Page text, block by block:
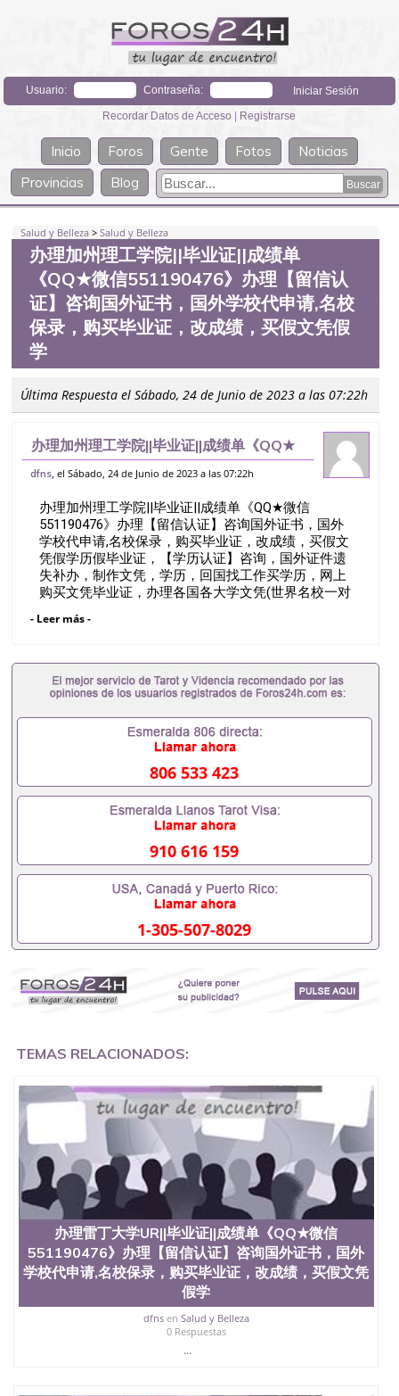
Usuario: Contraseña:
Recordar Datos de Acceso | Registrarse
Inicio Foros Gente Fotos
Noticias
Provincias
Blog
Salud y Belleza >Salud y Belleza
办理加州理工学院||毕业证||成绩单
《QQ★微信551190476》办理【留信认
证】咨询国外证书，国外学校代申请,名校
保录，购买毕业证，改成绩，买假文凭假
学
Última Respuesta el Sábado, 24 de Junio de 2023 a las 07:22h
办理加州理工学院||毕业证||成绩单《QQ★
微信551190476》办理【留信认证】咨询
买毕业证，改成绩，买假文凭假学
dfns , el Sábado, 24 de Junio de 2023 a las 07:22h
办理加州理工学院||毕业证||成绩单《QQ★微信
551190476》办理【留信认证】咨询国外证书，国外
学校代申请,名校保录，购买毕业证，改成绩，买假文
凭假学历假毕业证，【学历认证】咨询，国外证件遗
失补办，制作文凭，学历，回国找工作买学历，网上
购买文凭毕业证，办理各国各大学文凭(世界名校一对
TechnologyQ/薇551190476诚招留学代理假文凭办理
学归国证明办理留信网认证办理留服认证办理学历认
证办理学生卡办理录取通知书办理学位证书办理美国
文凭办理澳洲文凭办理英国文凭办理加拿大文凭办理
学回国人员证明+教育部认证,录取通知书，雅思。
（全套留学回国必备证明材料，给父母及亲朋好友一
明，学生卡等留学相关材料（申请学校、转学，甚至
是申请工签都可以用到）。 注：上述材料，随时都可
以安排办理，毕业证成绩单，学校，专业，学位，毕
业时间都可以根据客户要求安排。 国内找工作假的毕
业证可以用吗551190476假的毕业证成绩单可以办学
历认证吗551190476要定居国外需要办理什么材料
551190476入职事业单位/国企假的毕业证会查吗
551190476入职国企/事业单位需要些什么材料
551190476办理假毕业证在国内能用吗, 挂科拿不到毕
业证怎么办, 毕业证丢了怎么办, 没有正常毕业怎么办
理毕业证,没毕业可以办学历认证吗,您是否因为中途
交材料不齐而被拒之门外551190476您是否因没正常
毕业而导致回国得不到教育部认证在校挂科了不想读
何办理本科/硕士毕业证551190476网上买文凭可靠吗
毕业证怎么办理551190476国外大学文凭可以打工作
吗551190476怎么办理 外假毕业证551190476哪里可
以制作美国毕业证551190476哪里可以办理澳洲毕业
证551190476留学生在哪里可以买假毕业证
551190476哪里可以办理加拿大毕业证551190476申
请学校办理假的毕业证成绩单可以吗551190476哪里
可以办理水印成绩单551190476哪里可以修改成绩单
GPA分数551190476假毕业证能查出来吗551190476
假文凭网上能查到吗551190476 如何拿到国外毕业证
QQ微信551190476办假大学毕业证QQ微信551190476
国外毕业证去哪认证QQ微信551190476找毕业证封皮
QQ微信551190476国外毕业证外壳定制QQ微信
551190476快速代办国外毕业证QQ微信551190476快
速拿到国外文凭QQ微信551190476国外留学文凭认证
QQ微信551190476国外文凭回国认证QQ微信
551190476泰国文凭办理QQ微信551190476法国留学
回国证明QQ微信551190476 国外烫金照片QQ微信
- Leer más -
806 533 423
910 616 159
1-305-507-8029
TEMAS RELACIONADOS:
办理雷丁大学UR||毕业证||成绩单《QQ★微信
551190476》办理【留信认证】咨询国外证书，国外
学校代申请,名校保录，购买毕业证，改成绩，买假文凭
假学
dfnsen Salud y Belleza
0 Respuestas
...